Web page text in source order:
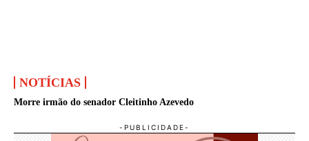
NOTÍCIAS
Morre irmão do senador Cleitinho Azevedo